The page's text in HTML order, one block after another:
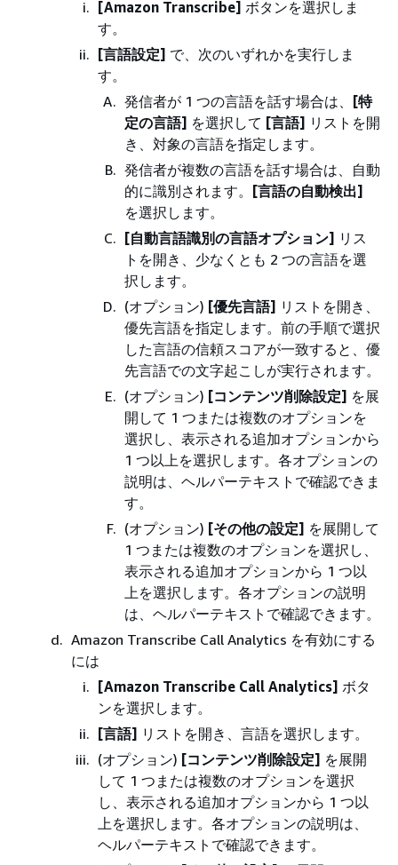
[Amazon Transcribe] ボタンを選択しま
す。
[言語設定] で、次のいずれかを実行しま
す。
発信者が 1 つの言語を話す場合は、
[特
定の言語] を選択して [言語] リストを開
き、対象の言語を指定します。
発信者が複数の言語を話す場合は、自動
的に識別されます。
[言語の自動検出]
を選択します。
[自動言語識別の言語オプション] リス
トを開き、少なくとも 2 つの言語を選
択します。
(オプション) [優先言語] リストを開き、
優先言語を指定します。前の手順で選択
した言語の信頼スコアが一致すると、優
先言語での文字起こしが実行されます。
(オプション) [コンテンツ削除設定] を展
開して 1 つまたは複数のオプションを
選択し、表示される追加オプションから
1 つ以上を選択します。各オプションの
説明は、ヘルパーテキストで確認できま
す。
(オプション) [その他の設定] を展開して
1 つまたは複数のオプションを選択し、
表示される追加オプションから 1 つ以
上を選択します。各オプションの説明
は、ヘルパーテキストで確認できます。
Amazon Transcribe Call Analytics を有効にする
には
[Amazon Transcribe Call Analytics] ボタ
ンを選択します。
[言語] リストを開き、言語を選択します。
(オプション) [コンテンツ削除設定] を展開
して 1 つまたは複数のオプションを選択
し、表示される追加オプションから 1 つ以
上を選択します。各オプションの説明は、
ヘルパーテキストで確認できます。